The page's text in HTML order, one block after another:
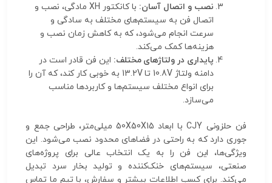
نصب و اتصال آسان:
با کانکتور XH مادگی، نصب و
اتصال فن به سیستم‌های مختلف به سادگی و
سرعت انجام می‌شود، که به کاهش زمان نصب و
هزینه‌ها کمک می‌کند.
پایداری در ولتاژهای مختلف: این فن قادر است در
دامنه ولتاژ 10.8V تا 13.2V به خوبی کار کند، که آن را
برای انواع مختلف سیستم‌ها و کاربردها مناسب
می‌سازد.
فن حلزونی CJY با ابعاد 50X50X15 میلی‌متر، طراحی جمع و
جوری دارد که به راحتی در فضاهای محدود نصب می‌شود. این
ویژگی‌ها، این فن را به یک انتخاب عالی برای پروژه‌های
صنعتی، سیستم‌های خنک‌کننده و تولید بخار سرد تبدیل
می‌کند. برای کسب اطلاعات بیشتر و سفارش، با تیم ما تماس